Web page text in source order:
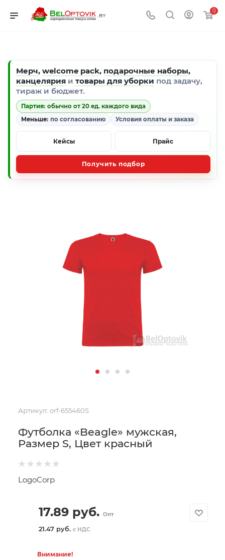
0
Мерч, welcome pack, подарочные наборы,
канцелярия и товары для уборки под задачу,
тираж и бюджет.
Партия: обычно от 20 ед. каждого вида
Меньше: по согласованию Условия оплаты и заказа
Кейсы Прайс
Получить подбор
Артикул: orf-655460S
Футболка «Beagle» мужская,
Размер S, Цвет красный
LogoCorp
17.89руб. Опт
21.47 руб. с НДС
Внимание!